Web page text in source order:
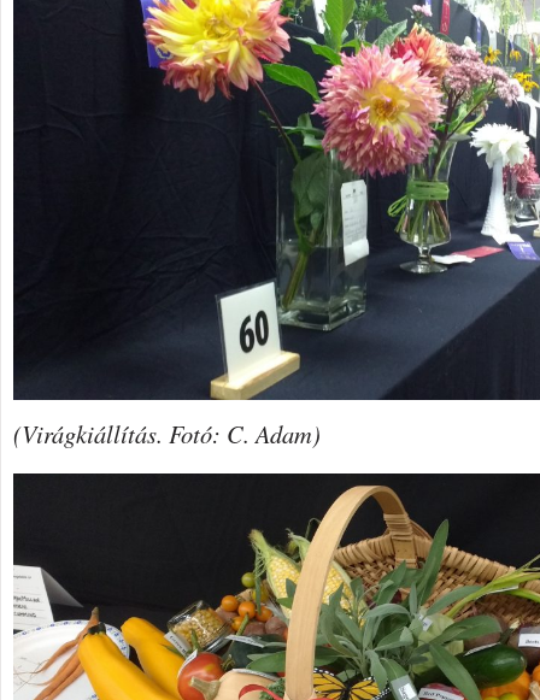
(Virágkiállítás. Fotó: C. Adam)